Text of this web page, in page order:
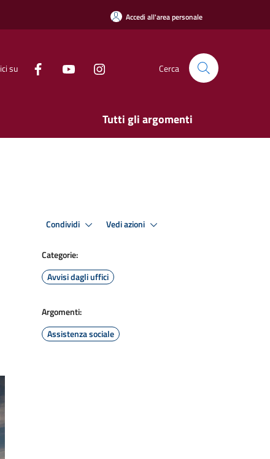
Accedi all'area personale
su Cerca
Tutti gli argomenti
Condividi Vedi azioni
Categorie:
Avvisi dagli uffici
Argomenti:
Assistenza sociale